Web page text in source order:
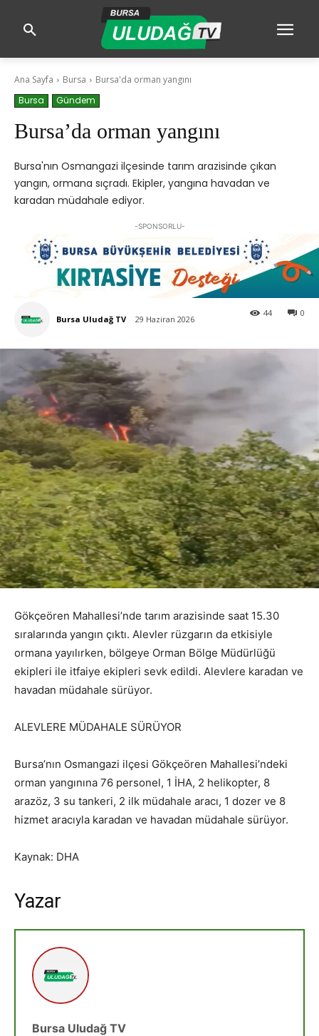
Ana Sayfa Bursa
Bursa'da orman yangını
Bursa
Gündem
Bursa’da orman yangını
Bursa'nın Osmangazi ilçesinde tarım arazisinde çıkan
yangın, ormana sıçradı. Ekipler, yangına havadan ve
karadan müdahale ediyor.
-SPONSORLU-
Bursa Uludağ TV 29 Haziran 2026
0
44
Gökçeören Mahallesi’nde tarım arazisinde saat 15.30
sıralarında yangın çıktı. Alevler rüzgarın da etkisiyle
ormana yayılırken, bölgeye Orman Bölge Müdürlüğü
ekipleri ile itfaiye ekipleri sevk edildi. Alevlere karadan ve
havadan müdahale sürüyor.
ALEVLERE MÜDAHALE SÜRÜYOR
Bursa’nın Osmangazi ilçesi Gökçeören Mahallesi’ndeki
orman yangınına 76 personel, 1 İHA, 2 helikopter, 8
arazöz, 3 su tankeri, 2 ilk müdahale aracı, 1 dozer ve 8
hizmet aracıyla karadan ve havadan müdahale sürüyor.
Kaynak: DHA
Yazar
Bursa Uludağ TV